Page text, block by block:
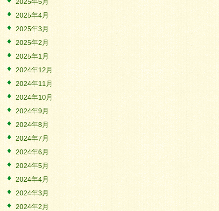
2025年4月
2025年3月
2025年2月
2025年1月
2024年12月
2024年11月
2024年10月
2024年9月
2024年8月
2024年7月
2024年6月
2024年5月
2024年4月
2024年3月
2024年2月